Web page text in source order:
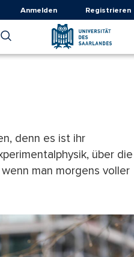
Anmelden Registrieren
denn es ist ihr
über die
man morgens voller